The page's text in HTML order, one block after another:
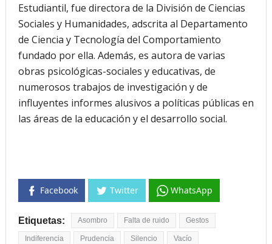
Estudiantil, fue directora de la División de Ciencias
Sociales y Humanidades, adscrita al Departamento
de Ciencia y Tecnología del Comportamiento
fundado por ella. Además, es autora de varias
obras psicológicas-sociales y educativas, de
numerosos trabajos de investigación y de
influyentes informes alusivos a políticas públicas en
las áreas de la educación y el desarrollo social.
Facebook Twitter WhatsApp
Etiquetas: Asombro Falta de ruido Gestos
Indiferencia Prudencia Silencio Vacío